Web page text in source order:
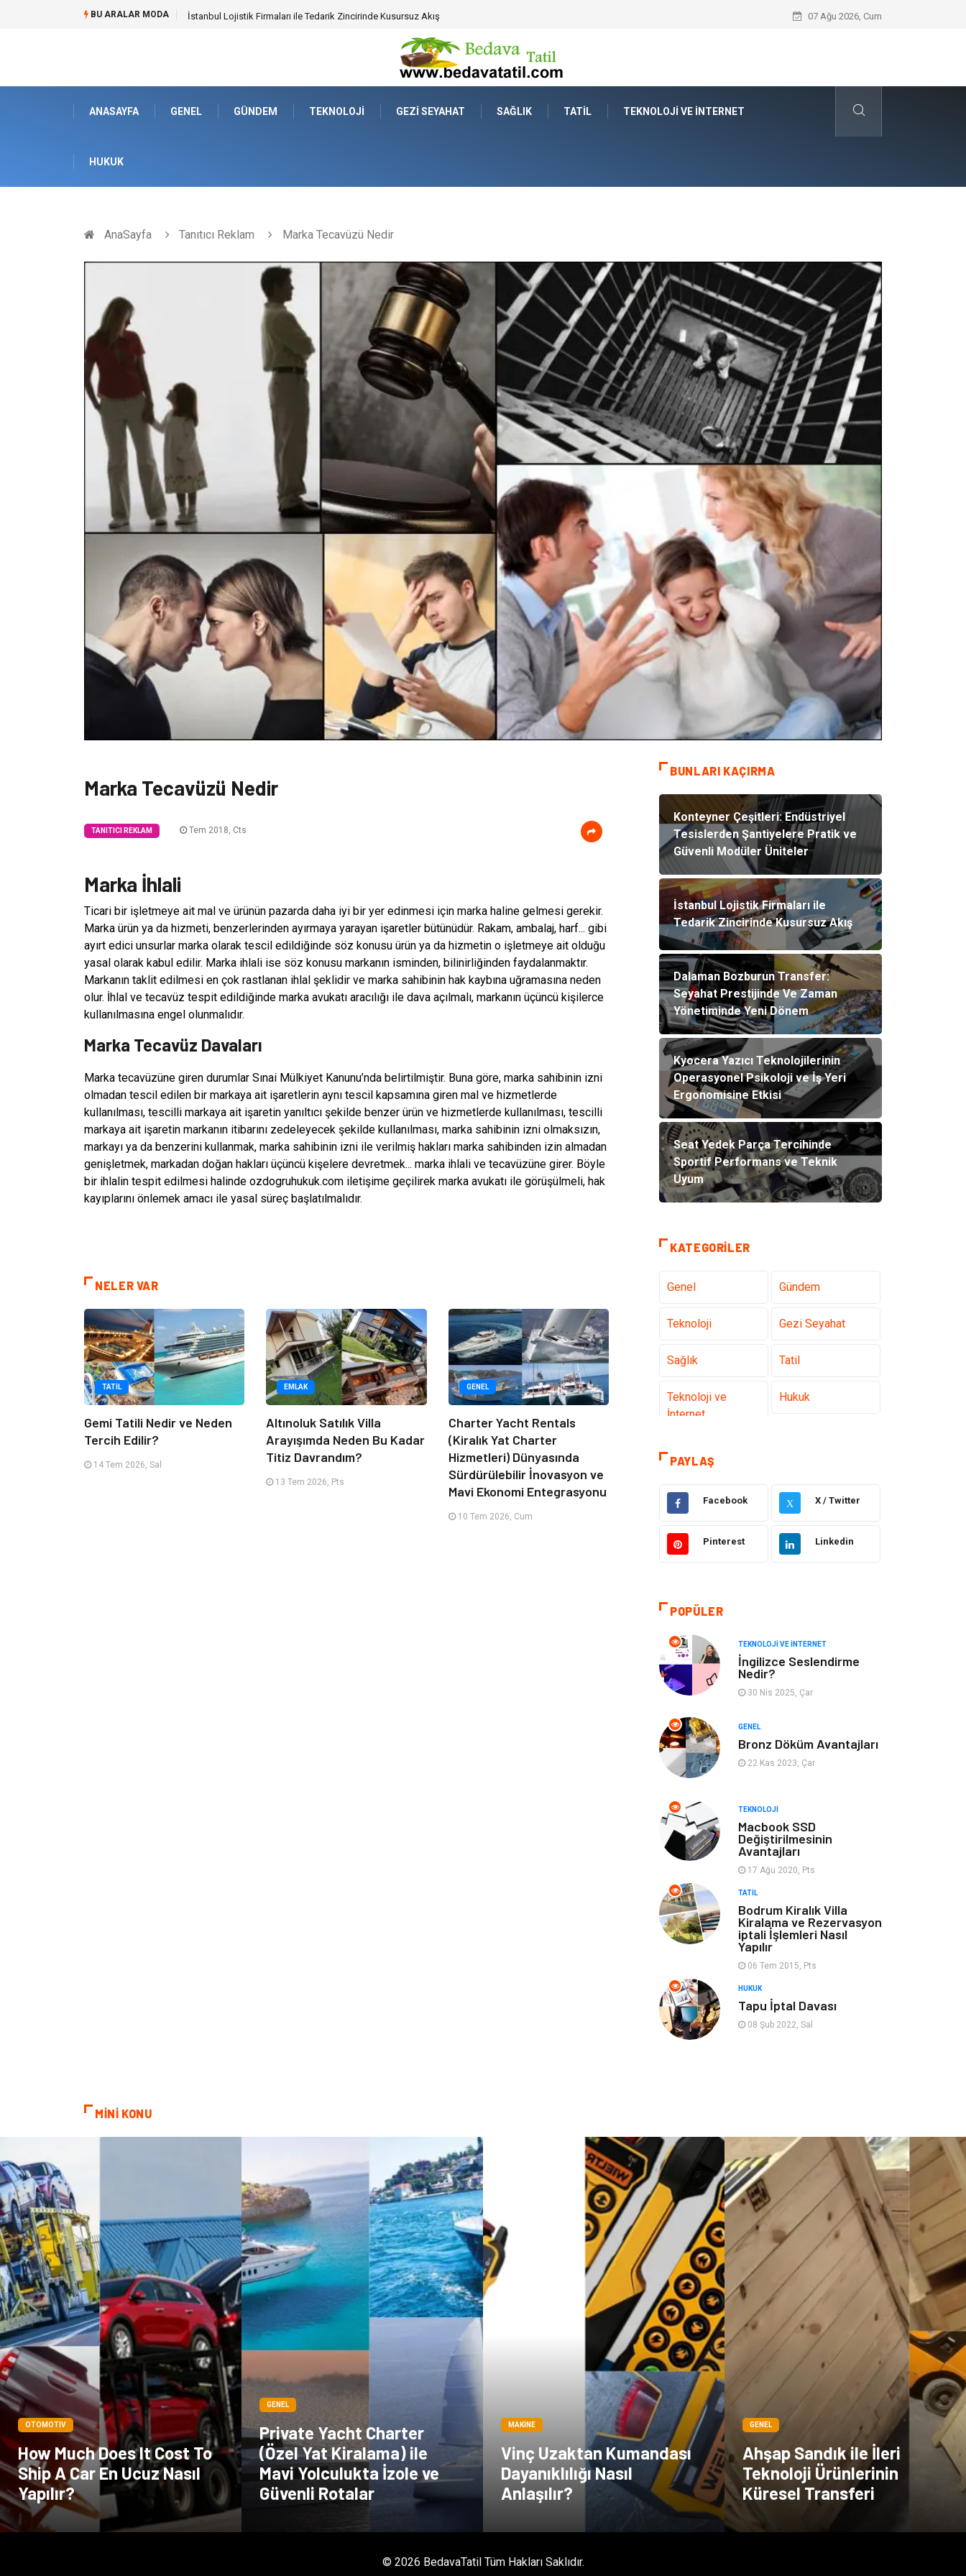
BU ARALAR MODA Dalaman Bozburun Transfer: Seyahat Prestijinde Ve Zaman Yönetiminde Yeni Dönem Kyocera Yazıcı Teknolojilerinin
07 Ağu 2026, Cum
ANASAYFA GENEL GÜNDEM TEKNOLOJI GEZI SEYAHAT SAĞLIK TATIL TEKNOLOJI VE İNTERNET
HUKUK
AnaSayfa Tanıtıcı Reklam Marka Tecavüzü Nedir
Marka Tecavüzü Nedir
TANITICI REKLAM Tem 2018, Cts
Marka İhlali
Ticari bir işletmeye ait mal ve ürünün pazarda daha iyi bir yer edinmesi için marka haline gelmesi gerekir.
Marka ürün ya da hizmeti, benzerlerinden ayırmaya yarayan işaretler bütünüdür. Rakam, ambalaj, harf... gibi
ayırt edici unsurlar marka olarak tescil edildiğinde söz konusu ürün ya da hizmetin o işletmeye ait olduğu
yasal olarak kabul edilir. Marka ihlali ise söz konusu markanın isminden, bilinirliğinden faydalanmaktır.
Markanın taklit edilmesi en çok rastlanan ihlal şeklidir ve marka sahibinin hak kaybına uğramasına neden
olur. İhlal ve tecavüz tespit edildiğinde marka avukatı aracılığı ile dava açılmalı, markanın üçüncü kişilerce
kullanılmasına engel olunmalıdır.
Marka Tecavüz Davaları
Marka tecavüzüne giren durumlar Sınai Mülkiyet Kanunu’nda belirtilmiştir. Buna göre, marka sahibinin izni
olmadan tescil edilen bir markaya ait işaretlerin aynı tescil kapsamına giren mal ve hizmetlerde
kullanılması, tescilli markaya ait işaretin yanıltıcı şekilde benzer ürün ve hizmetlerde kullanılması, tescilli
markaya ait işaretin markanın itibarını zedeleyecek şekilde kullanılması, marka sahibinin izni olmaksızın,
markayı ya da benzerini kullanmak, marka sahibinin izni ile verilmiş hakları marka sahibinden izin almadan
genişletmek, markadan doğan hakları üçüncü kişelere devretmek... marka ihlali ve tecavüzüne girer. Böyle
bir ihlalin tespit edilmesi halinde ozdogruhukuk.com iletişime geçilirek marka avukatı ile görüşülmeli, hak
kayıplarını önlemek amacı ile yasal süreç başlatılmalıdır.
NELER VAR
TATIL
Gemi Tatili Nedir ve Neden
Tercih Edilir?
14 Tem 2026, Sal
EMLAK
Altınoluk Satılık Villa
Arayışımda Neden Bu Kadar
Titiz Davrandım?
13 Tem 2026, Pts
GENEL
Charter Yacht Rentals
(Kiralık Yat Charter
Hizmetleri) Dünyasında
Sürdürülebilir İnovasyon ve
Mavi Ekonomi Entegrasyonu
10 Tem 2026, Cum
BUNLARI KAÇIRMA
Konteyner Çeşitleri: Endüstriyel
Tesislerden Şantiyelere Pratik ve
Güvenli Modüler Üniteler
İstanbul Lojistik Firmaları ile
Tedarik Zincirinde Kusursuz Akış
Dalaman Bozburun Transfer:
Seyahat Prestijinde Ve Zaman
Yönetiminde Yeni Dönem
Kyocera Yazıcı Teknolojilerinin
Operasyonel Psikoloji ve İş Yeri
Ergonomisine Etkisi
Seat Yedek Parça Tercihinde
Sportif Performans ve Teknik
Uyum
KATEGORILER
Genel Gündem
Teknoloji Gezi Seyahat
Sağlık Tatil
Teknoloji ve
İnternet
Hukuk
Elektrik ve
Elektronik
Eğitim & Kariyer Makine
Otomotiv Organizasyon
Giyim
Mobilya Emlak
Kültür Otel
Turizm
Hediyelik Eşya
oyun alanları
uçak yolculuğu
önerileri
Blogroll Bilet
Cruise Moda
Güzellik
Yurtdışı Turları
PAYLAŞ
Facebook X X / Twitter
Pinterest Linkedin
POPÜLER
TEKNOLOJI VE İNTERNET
İngilizce Seslendirme
Nedir?
30 Nis 2025, Çar
GENEL
Bronz Döküm Avantajları
22 Kas 2023, Çar
TEKNOLOJI
Macbook SSD
Değiştirilmesinin
Avantajları
17 Ağu 2020, Pts
TATIL
Bodrum Kiralık Villa
Kiralama ve Rezervasyon
iptali İşlemleri Nasıl
Yapılır
06 Tem 2015, Pts
HUKUK
Tapu İptal Davası
08 Şub 2022, Sal
MİNİ KONU
OTOMOTIV
How Much Does It Cost To
Ship A Car En Ucuz Nasıl
Yapılır?
GENEL
Private Yacht Charter
(Özel Yat Kiralama) ile
Mavi Yolculukta İzole ve
Güvenli Rotalar
MAKINE
Vinç Uzaktan Kumandası
Dayanıklılığı Nasıl
Anlaşılır?
GENEL
Ahşap Sandık ile İleri
Teknoloji Ürünlerinin
Küresel Transferi
© 2026 BedavaTatil Tüm Hakları Saklıdır.